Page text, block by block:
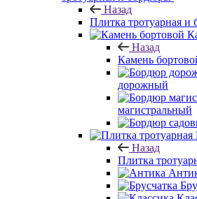
Назад
Плитка тротуарная и
Назад
Камень
дорожный
магистральный
Назад
Плитка